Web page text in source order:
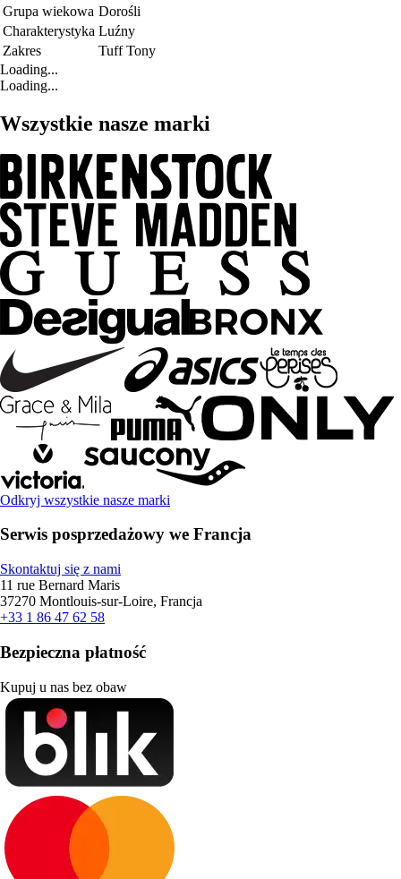
Grupa wiekowa Dorośli
Charakterystyka Luźny
Zakres
Tuff Tony
Loading...
Loading...
Wszystkie nasze marki
Odkryj wszystkie nasze marki
Serwis posprzedażowy we Francja
Skontaktuj się z nami
11 rue Bernard Maris
37270 Montlouis-sur-Loire, Francja
+33 1 86 47 62 58
Bezpieczna płatność
Kupuj u nas bez obaw